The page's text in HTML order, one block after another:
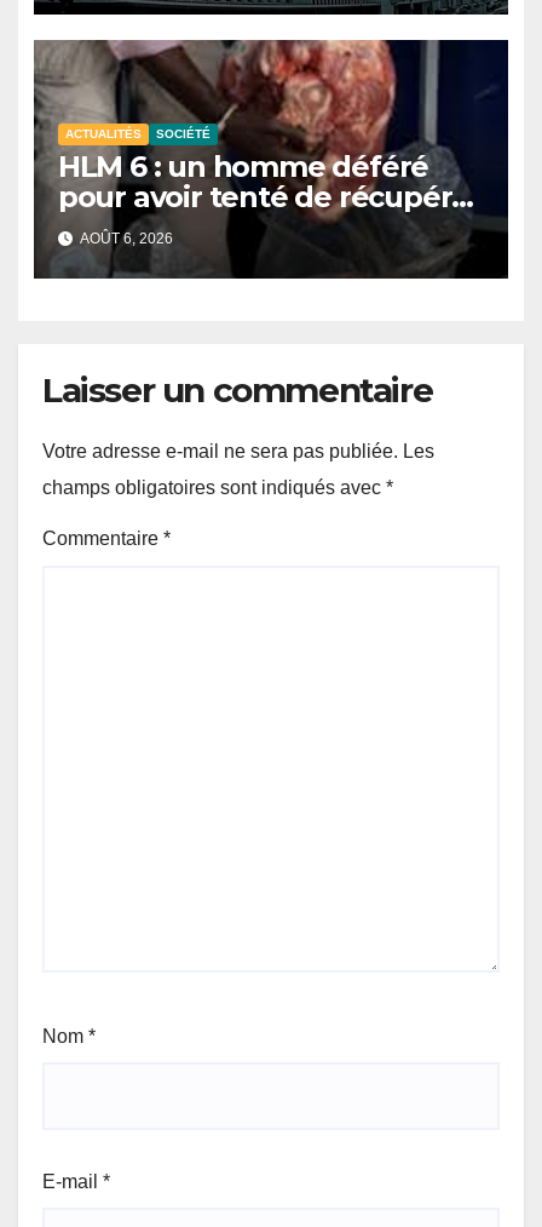
économiques
ACTUALITÉS SOCIÉTÉ
HLM 6 : un homme déféré
pour avoir tenté de récupérer
et revendre de la viande
impropre à la consommation
AOÛT 6, 2026
Laisser un commentaire
Votre adresse e-mail ne sera pas publiée. Les
champs obligatoires sont indiqués avec *
Commentaire *
Nom *
E-mail *